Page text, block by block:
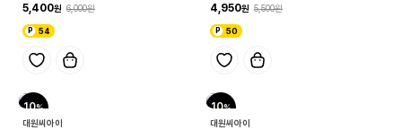
5,400
6,000
54
4,950
5,500
50
10
대원씨아이
10
대원씨아이